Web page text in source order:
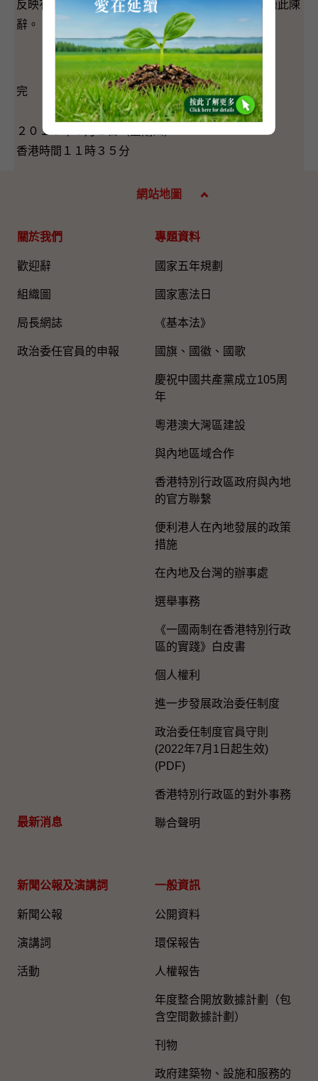
反映有關的政策和有關界別的最新的事實情況。我謹此陳
辭。
完
２０１６年６月２日（星期四）
香港時間１１時３５分
網站地圖
關於我們
歡迎辭
組織圖​
局長網誌
政治委任官員的申報
最新消息
專題資料
國家五年規劃
國家憲法日
《基本法》
國旗、國徽、國歌
慶祝中國共產黨成立105周
年
粵港澳大灣區建設
與內地區域合作
香港特別行政區政府與內地
的官方聯繫
便利港人在內地發展的政策
措施
在內地及台灣的辦事處
選舉事務
《一國兩制在香港特別行政
區的實踐》白皮書
個人權利
進一步發展政治委任制度
政治委任制度官員守則
(2022年7月1日起生效)
(PDF)
香港特別行政區的對外事務
聯合聲明
新聞公報及演講詞
新聞公報
演講詞
活動
一般資訊​
公開資料
環保報告
人權報告
年度整合開放數據計劃（包
含空間數據計劃）
刊物
政府建築物、設施和服務的